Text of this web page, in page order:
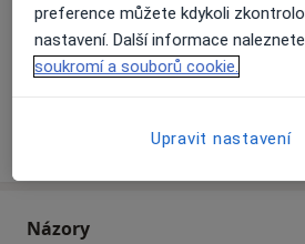
Dostupnost
Na této adrese online kalendář
Co mám v takové situaci udělat?
Více
o
Názory
preference můžete kdykoli
nastavení. Další informace
soukromí a souborů cookie.
Upravit nastavení